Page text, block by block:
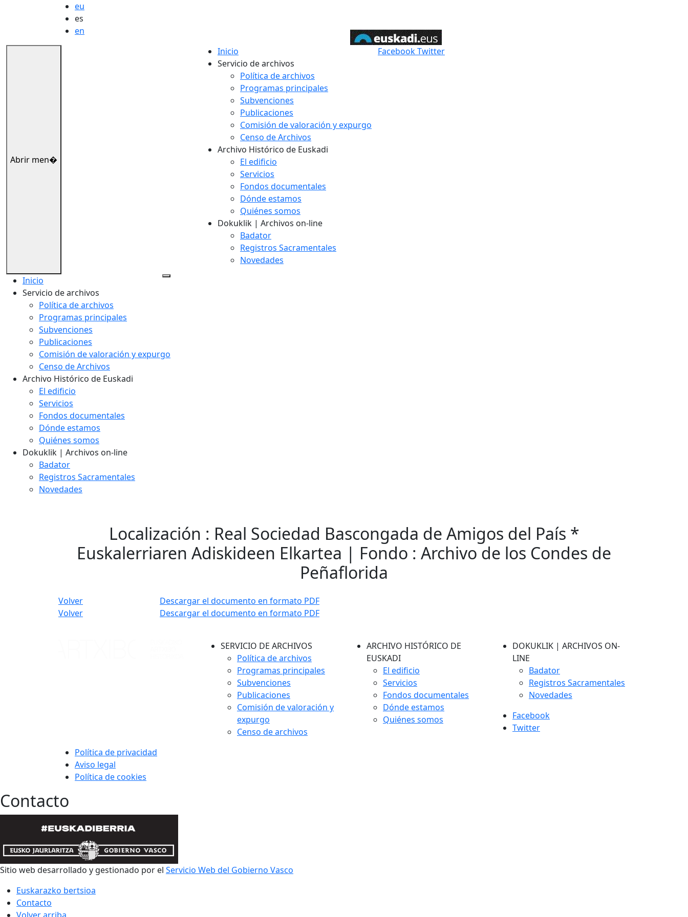
eu
es
en
Abrir men�
Inicio
Servicio de archivos
Política de archivos
Programas principales
Subvenciones
Publicaciones
Comisión de valoración y expurgo
Censo de Archivos
Archivo Histórico de Euskadi
El edificio
Servicios
Fondos documentales
Dónde estamos
Quiénes somos
Dokuklik | Archivos on-line
Badator
Registros Sacramentales
Novedades
FacebookTwitter
Inicio
Servicio de archivos
Política de archivos
Programas principales
Subvenciones
Publicaciones
Comisión de valoración y expurgo
Censo de Archivos
Archivo Histórico de Euskadi
El edificio
Servicios
Fondos documentales
Dónde estamos
Quiénes somos
Dokuklik | Archivos on-line
Badator
Registros Sacramentales
Novedades
Localización : Real Sociedad Bascongada de Amigos del País *
Euskalerriaren Adiskideen Elkartea | Fondo : Archivo de los Condes de
Peñaflorida
Volver
Descargar el documento en formato PDF
Volver
Descargar el documento en formato PDF
SERVICIO DE ARCHIVOS
Política de archivos
Programas principales
Subvenciones
Publicaciones
Comisión de valoración y
expurgo
Censo de archivos
ARCHIVO HISTÓRICO DE
EUSKADI
El edificio
Servicios
Fondos documentales
Dónde estamos
Quiénes somos
DOKUKLIK | ARCHIVOS ON-
LINE
Badator
Registros Sacramentales
Novedades
Facebook
Twitter
Política de privacidad
Aviso legal
Política de cookies
Contacto
Sitio web desarrollado y gestionado por el Servicio Web del Gobierno Vasco
Euskarazko bertsioa
Contacto